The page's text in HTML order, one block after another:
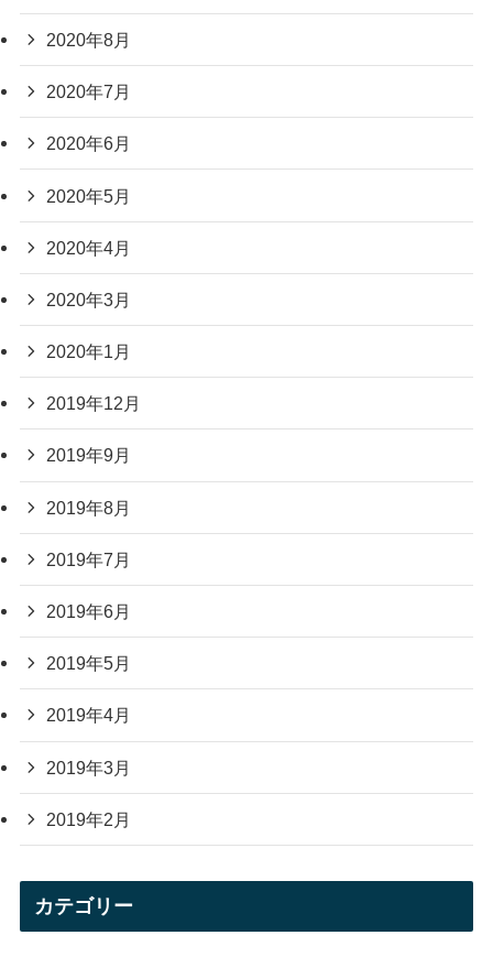
2020年8月
2020年7月
2020年6月
2020年5月
2020年4月
2020年3月
2020年1月
2019年12月
2019年9月
2019年8月
2019年7月
2019年6月
2019年5月
2019年4月
2019年3月
2019年2月
カテゴリー